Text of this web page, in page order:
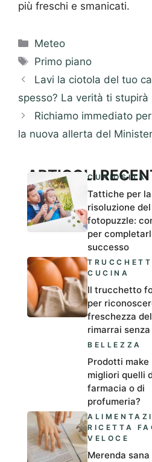
più freschi e smanicati.
Categorie
Meteo
Tag
Primo piano
Lavi la ciotola del tuo
spesso? La verità ti stupirà
Richiamo immediato
la nuova allerta del
ARTICOLICURIOSITÀ
Tattiche per la
risoluzione del
fotopuzzle:
per
successo
CUCINA
Il trucchetto
per
freschezza
rimarrai
BELLEZZA
Prodotti make
migliori quelli
farmacia o di
profumeria?
RICETTA
VELOCE
Merenda sana